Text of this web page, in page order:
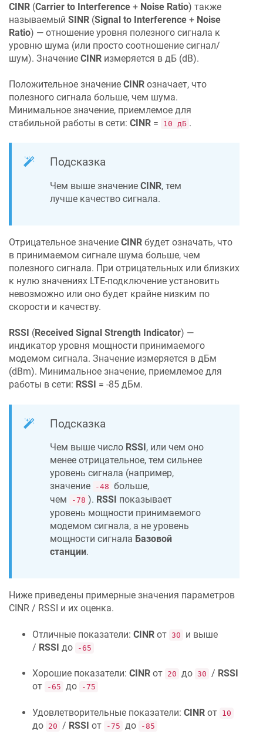
CINR (Carrier to Interference + Noise Ratio) также
называемый SINR (Signal to Interference + Noise
Ratio) — отношение уровня полезного сигнала к
уровню шума (или просто соотношение сигнал/
шум). Значение CINR измеряется в дБ (dB).
Положительное значение CINR означает, что
полезного сигнала больше, чем шума.
Минимальное значение, приемлемое для
стабильной работы в сети: CINR = 10 дБ .
Подсказка
Чем выше значение CINR, тем
лучше качество сигнала.
Отрицательное значение CINR будет означать, что
в принимаемом сигнале шума больше, чем
полезного сигнала. При отрицательных или близких
к нулю значениях LTE-подключение установить
невозможно или оно будет крайне низким по
скорости и качеству.
RSSI (Received Signal Strength Indicator) —
индикатор уровня мощности принимаемого
модемом сигнала. Значение измеряется в дБм
(dBm). Минимальное значение, приемлемое для
работы в сети: RSSI = -85 дБм.
Подсказка
Чем выше число RSSI, или чем оно
менее отрицательное, тем сильнее
уровень сигнала (например,
значение
-48 больше,
чем
-78 ). RSSI показывает
уровень мощности принимаемого
модемом сигнала, а не уровень
мощности сигнала Базовой
станции.
Ниже приведены примерные значения параметров
CINR / RSSI и их оценка.
Отличные показатели: CINR от 30
и выше
/ RSSI до -65
Хорошие показатели: CINR от 20 до 30 / RSSI
от
-65 до -75
Удовлетворительные показатели: CINR от 10
до 20 / RSSI от -75 до -85